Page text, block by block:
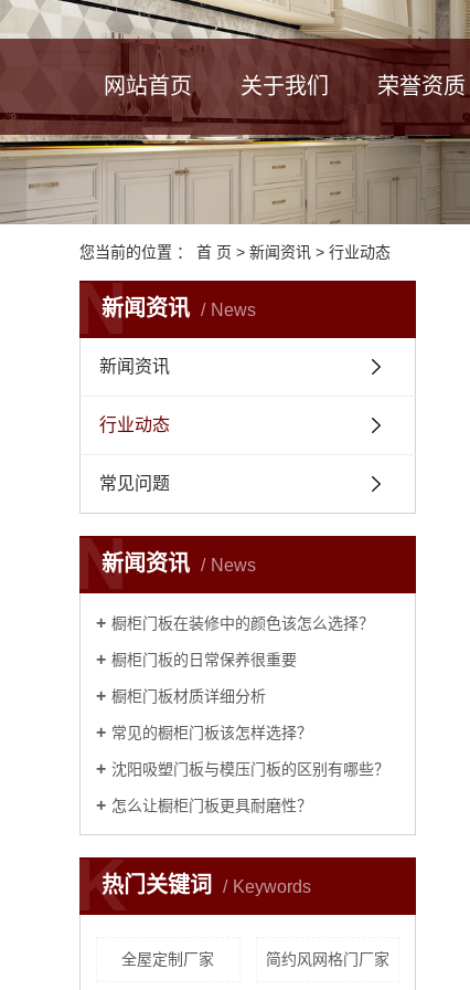
网站首页 关于我们 荣誉资质
您当前的位置 ： 首 页 > 新闻资讯 > 行业动态
新闻资讯 News
N
新闻资讯
行业动态
常见问题
新闻资讯 News
N
橱柜门板在装修中的颜色该怎么选择？
橱柜门板的日常保养很重要
橱柜门板材质详细分析
常见的橱柜门板该怎样选择？
沈阳吸塑门板与模压门板的区别有哪些？
怎么让橱柜门板更具耐磨性？
热门关键词 Keywords
K
全屋定制厂家 简约风网格门厂家